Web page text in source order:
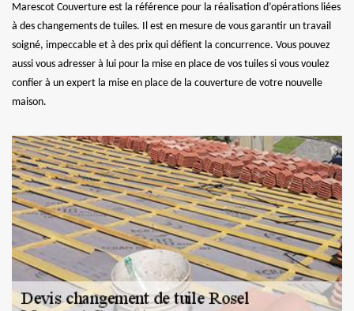
Marescot Couverture est la référence pour la réalisation d’opérations liées
à des changements de tuiles. Il est en mesure de vous garantir un travail
soigné, impeccable et à des prix qui défient la concurrence. Vous pouvez
aussi vous adresser à lui pour la mise en place de vos tuiles si vous voulez
confier à un expert la mise en place de la couverture de votre nouvelle
maison.